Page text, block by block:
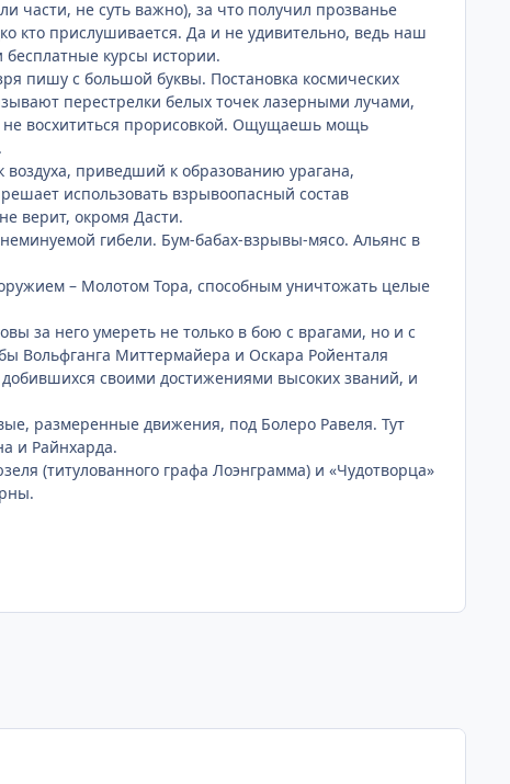
части, не суть важно), за что получил прозванье
кто прислушивается. Да и не удивительно, ведь наш
курсы истории.
пишу с большой буквы. Постановка космических
перестрелки белых точек лазерными лучами,
не восхититься прорисовкой. Ощущаешь мощь
приведший к образованию урагана,
использовать взрывоопасный состав
верит, окромя Дасти.
гибели. Бум-бабах-взрывы-мясо. Альянс в
– Молотом Тора, способным уничтожать целые
за него умереть не только в бою с врагами, но и с
Вольфганга Миттермайера и Оскара Ройенталя
своими достижениями высоких званий, и
размеренные движения, под Болеро Равеля. Тут
и Райнхарда.
(титулованного графа Лоэнграмма) и «Чудотворца»